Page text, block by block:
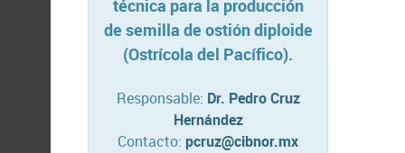
técnica para la producción
de semilla de ostión diploide
(Ostrícola del Pacífico).
Responsable: Dr. Pedro Cruz
Hernández
Contacto: pcruz@cibnor.mx